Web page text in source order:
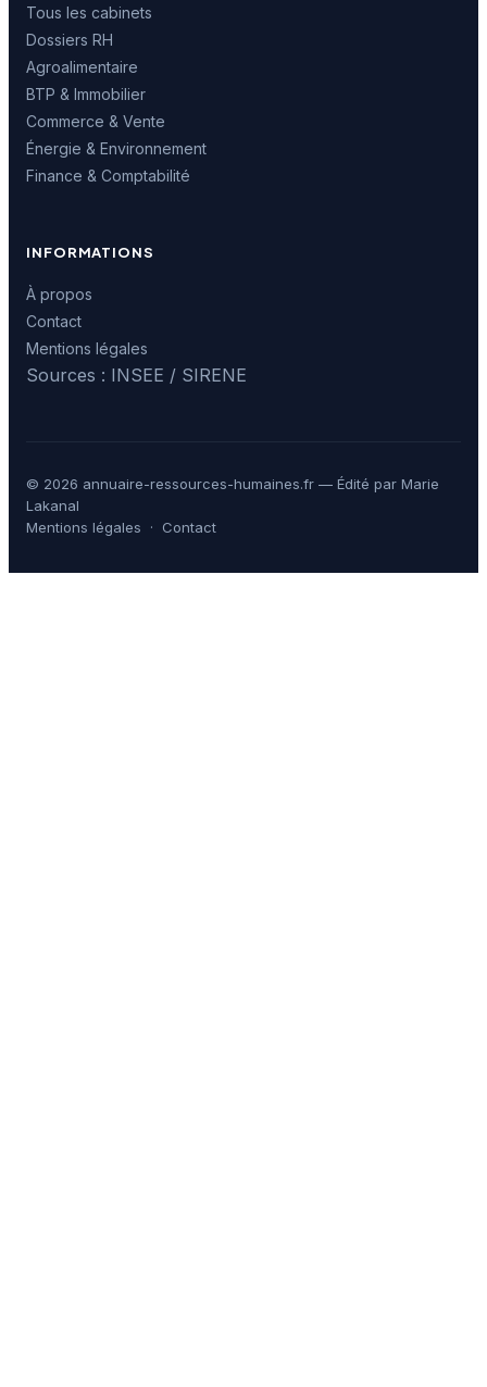
Tous les cabinets
Dossiers RH
Agroalimentaire
BTP & Immobilier
Commerce & Vente
Énergie & Environnement
Finance & Comptabilité
INFORMATIONS
À propos
Contact
Mentions légales
Sources : INSEE / SIRENE
© 2026 annuaire-ressources-humaines.fr — Édité par Marie
Lakanal
Mentions légales · Contact